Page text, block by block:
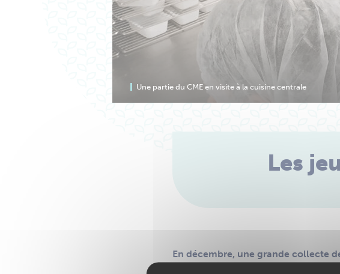
Une partie du CME en visite à la cuisine centrale
Les
En décembre, une grande collecte